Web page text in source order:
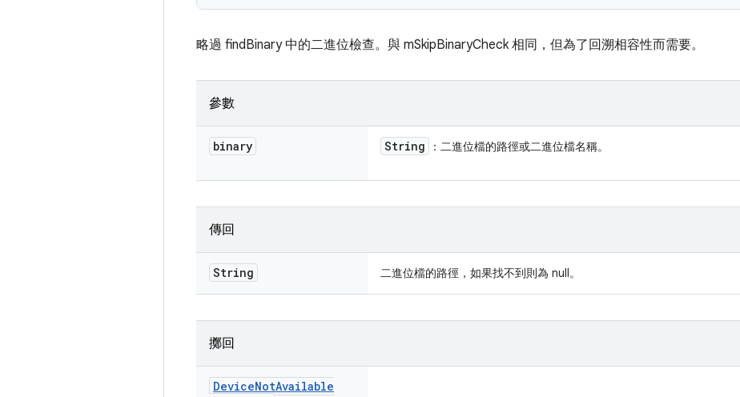
略過 findBinary 中的二進位檢查。與 mSkipBinaryCheck 相同，但為了回溯相容性而需要。
參數
binary String ：二進位檔的路徑或二進位檔名稱。
傳回
String 二進位檔的路徑，如果找不到則為 null。
擲回
DeviceNotAvailable